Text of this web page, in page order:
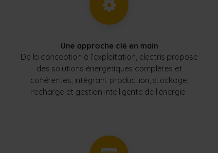
Une approche clé en main
De la conception à l’exploitation, electris propose
des solutions énergétiques complètes et
cohérentes, intégrant production, stockage,
recharge et gestion intelligente de l’énergie.